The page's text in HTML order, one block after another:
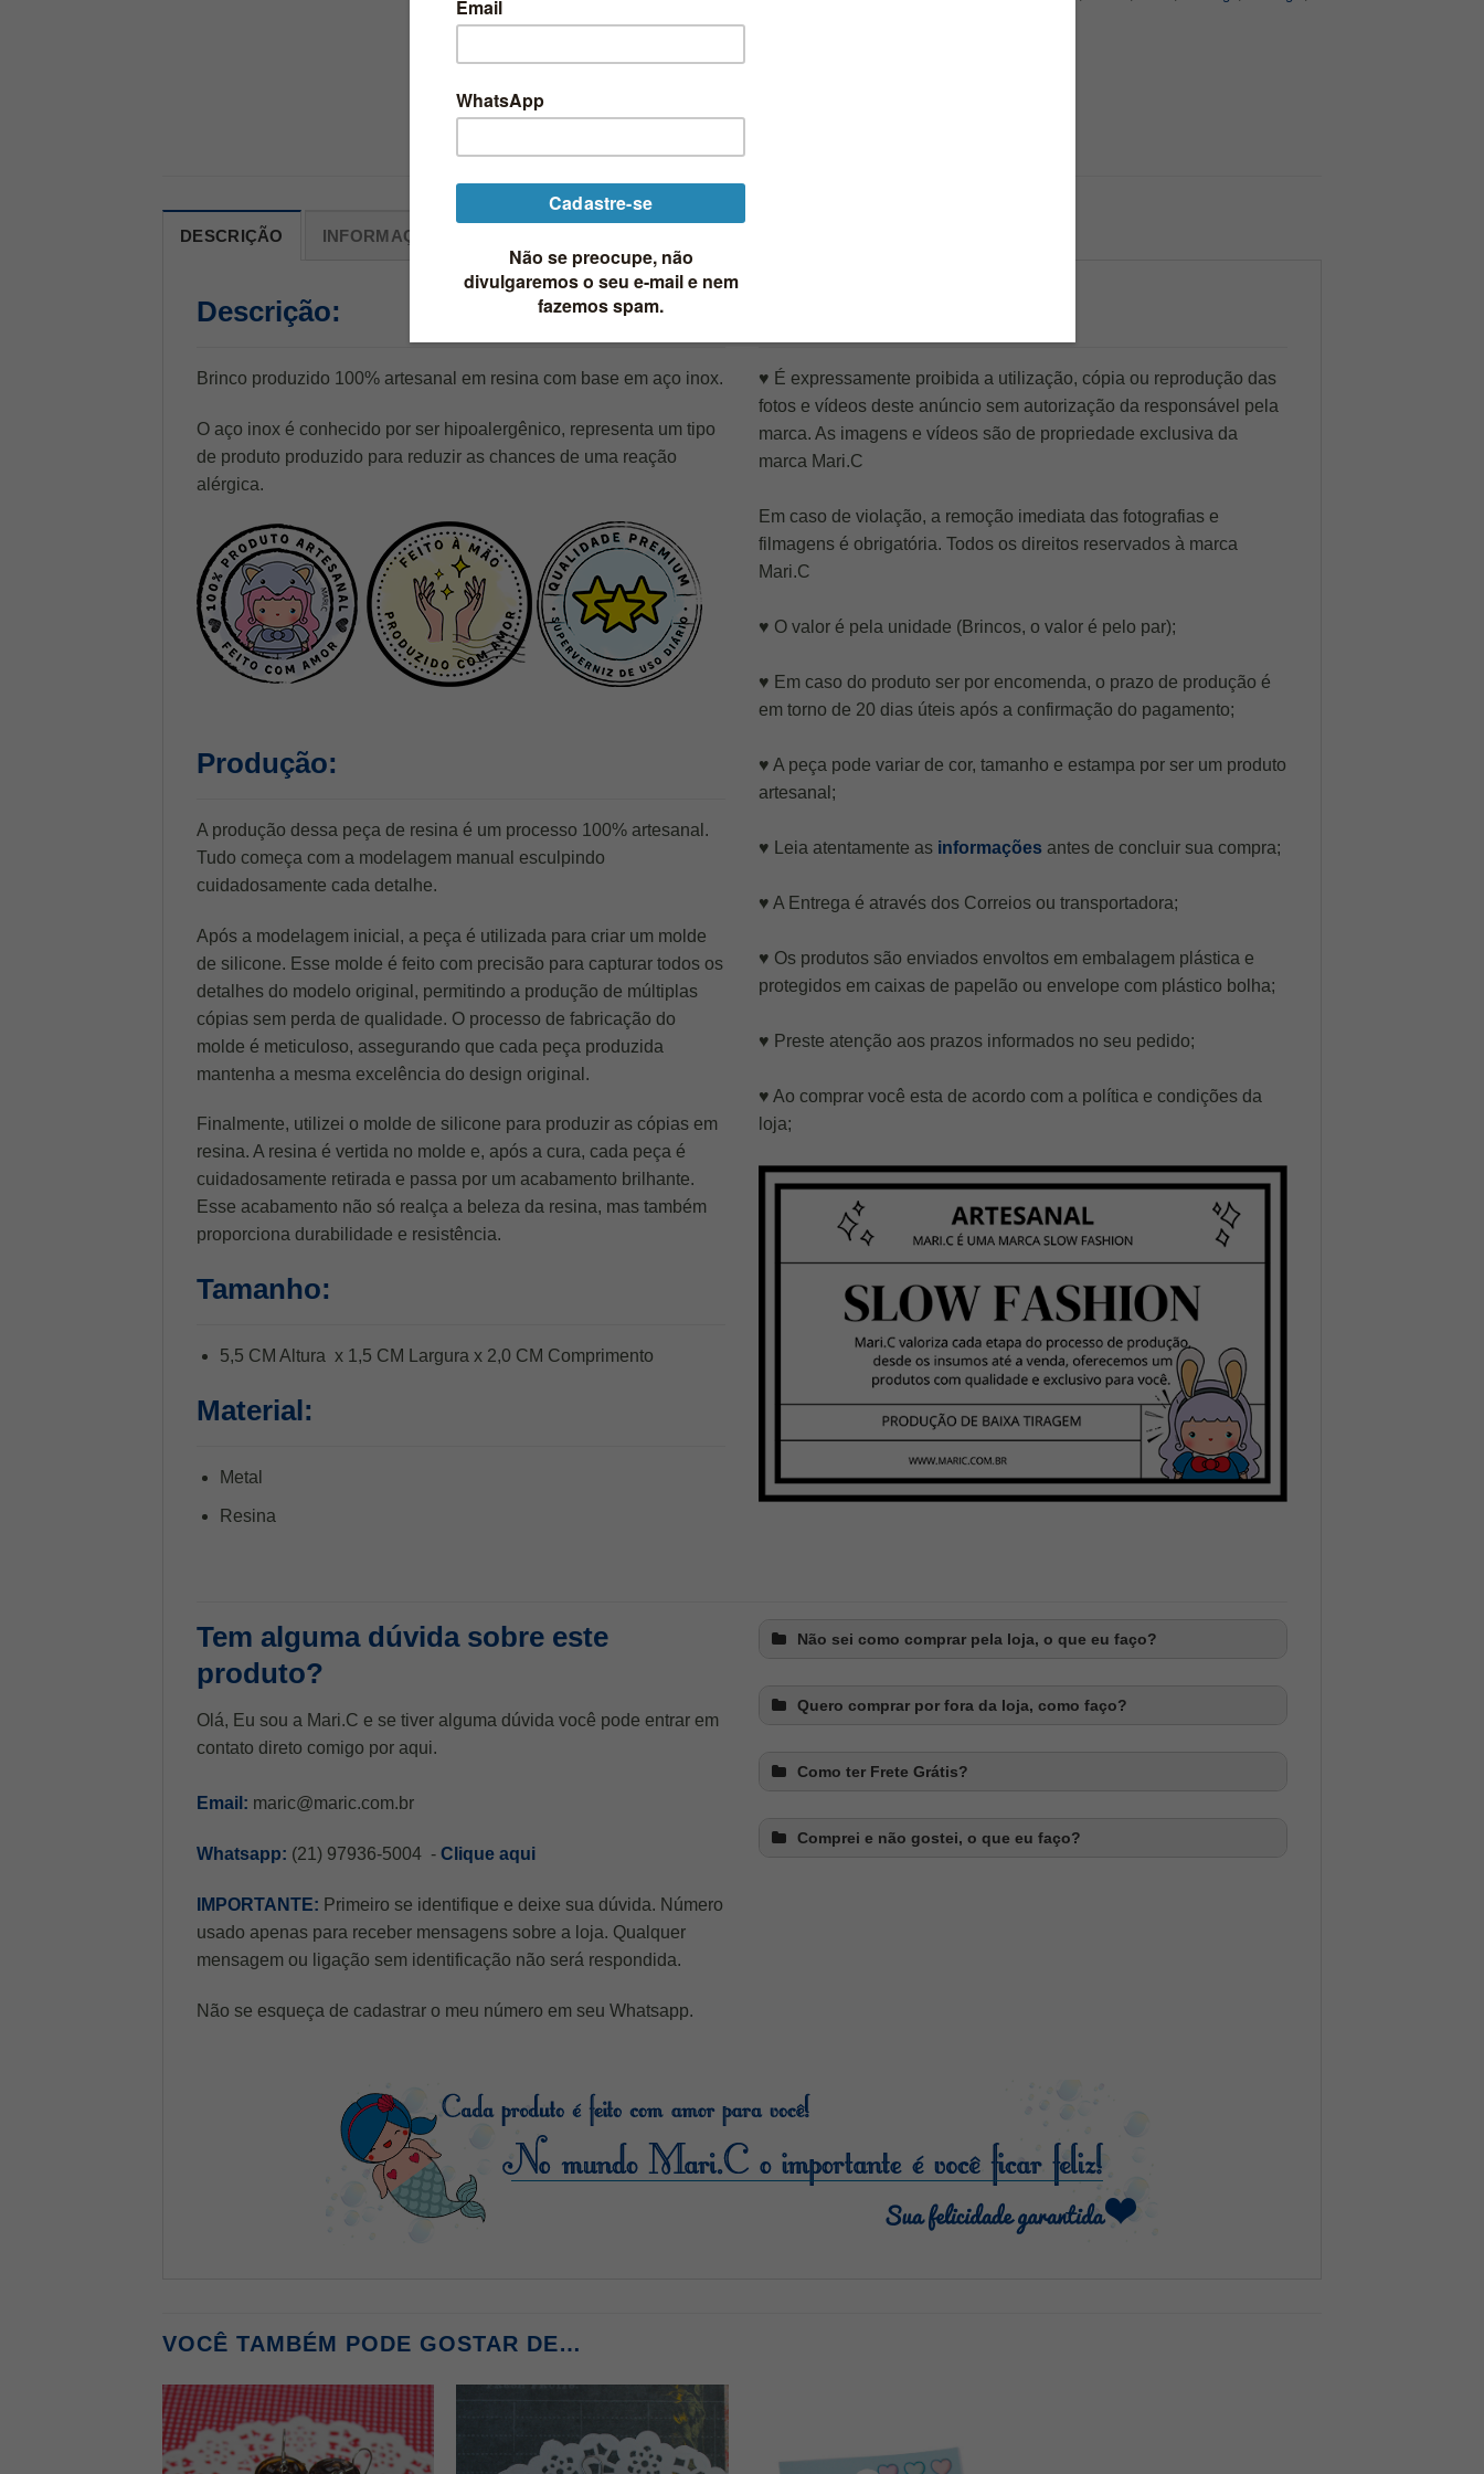
DESCRIÇÃO INFORMAÇÃO ADICIONAL
Descrição:
Brinco produzido 100% artesanal em resina com base em aço inox.
O aço inox é conhecido por ser hipoalergênico, representa um tipo
de produto produzido para reduzir as chances de uma reação
alérgica.
Produção:
A produção dessa peça de resina é um processo 100% artesanal.
Tudo começa com a modelagem manual esculpindo
cuidadosamente cada detalhe.
Após a modelagem inicial, a peça é utilizada para criar um molde
de silicone. Esse molde é feito com precisão para capturar todos os
detalhes do modelo original, permitindo a produção de múltiplas
cópias sem perda de qualidade. O processo de fabricação do
molde é meticuloso, assegurando que cada peça produzida
mantenha a mesma excelência do design original.
Finalmente, utilizei o molde de silicone para produzir as cópias em
resina. A resina é vertida no molde e, após a cura, cada peça é
cuidadosamente retirada e passa por um acabamento brilhante.
Esse acabamento não só realça a beleza da resina, mas também
proporciona durabilidade e resistência.
Tamanho:
5,5 CM Altura x 1,5 CM Largura x 2,0 CM Comprimento
Material:
Metal
Resina
♥ É expressamente proibida a utilização, cópia ou reprodução das
fotos e vídeos deste anúncio sem autorização da responsável pela
marca. As imagens e vídeos são de propriedade exclusiva da
marca Mari.C
Em caso de violação, a remoção imediata das fotografias e
filmagens é obrigatória. Todos os direitos reservados à marca
Mari.C
♥ O valor é pela unidade (Brincos, o valor é pelo par);
♥ Em caso do produto ser por encomenda, o prazo de produção é
em torno de 20 dias úteis após a confirmação do pagamento;
♥ A peça pode variar de cor, tamanho e estampa por ser um produto
artesanal;
♥ Leia atentamente as informações antes de concluir sua compra;
♥ A Entrega é através dos Correios ou transportadora;
♥ Os produtos são enviados envoltos em embalagem plástica e
protegidos em caixas de papelão ou envelope com plástico bolha;
♥ Preste atenção aos prazos informados no seu pedido;
♥ Ao comprar você esta de acordo com a política e condições da
loja;
Tem alguma dúvida sobre este
produto?
Olá, Eu sou a Mari.C e se tiver alguma dúvida você pode entrar em
contato direto comigo por aqui.
Email: maric@maric.com.br
Whatsapp: (21) 97936-5004 - Clique aqui
IMPORTANTE: Primeiro se identifique e deixe sua dúvida. Número
usado apenas para receber mensagens sobre a loja. Qualquer
mensagem ou ligação sem identificação não será respondida.
Não se esqueça de cadastrar o meu número em seu Whatsapp.
Não sei como comprar pela loja, o que eu faço?
Quero comprar por fora da loja, como faço?
Como ter Frete Grátis?
Comprei e não gostei, o que eu faço?
VOCÊ TAMBÉM PODE GOSTAR DE…